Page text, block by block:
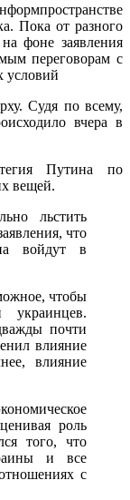
Пока от разного
фоне заявления
переговорам с
условий
Судя по всему,
вчера в
Путина по
вещей.
льстить
что
войдут в
чтобы
украинцев.
почти
влияние
влияние
роль
того, что
и все
с